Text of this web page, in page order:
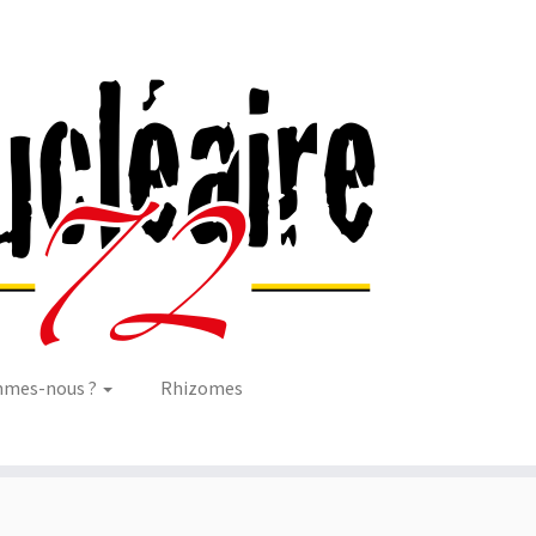
nous ? Rhizomes